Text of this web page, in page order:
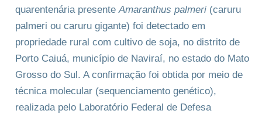
quarentenária presenteAmaranthus palmeri (caruru
palmeri ou caruru gigante) foi detectado em
propriedade rural com cultivo de soja, no distrito de
Porto Caiuá, município de Naviraí, no estado do Mato
Grosso do Sul. A confirmação foi obtida por meio de
técnica molecular (sequenciamento genético),
realizada pelo Laboratório Federal de Defesa